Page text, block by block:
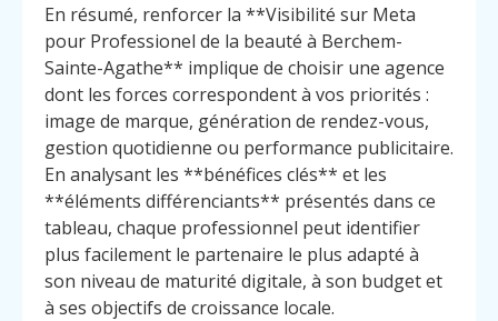
En résumé, renforcer la **Visibilité sur Meta
pour Professionel de la beauté à Berchem-
Sainte-Agathe** implique de choisir une agence
dont les forces correspondent à vos priorités :
image de marque, génération de rendez-vous,
gestion quotidienne ou performance publicitaire.
En analysant les **bénéfices clés** et les
**éléments différenciants** présentés dans ce
tableau, chaque professionnel peut identifier
plus facilement le partenaire le plus adapté à
son niveau de maturité digitale, à son budget et
à ses objectifs de croissance locale.